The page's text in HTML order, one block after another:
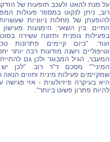
על מנת להאט ולעכב תופעות של
רוב, ניתן לנקוט במספר פעולות
להופעתן של מחלות ניווניות
החיים. בין השאר: הימנעות
בפעילות גופנית ותזונה עשירה
ועוד. "כיום קיימים פתרונות
וטיפוליים וישנה מודעות רבה יותר
המעבר, הגיל המבוגר ולכן גם
המיני"" מסכם ד"ר רוב. "לכן יש
שמקיימים פעילות מינית וחווים
היא בעיקרה פיזיולוגית - אזי
להיות פתרון פשוט ביותר".